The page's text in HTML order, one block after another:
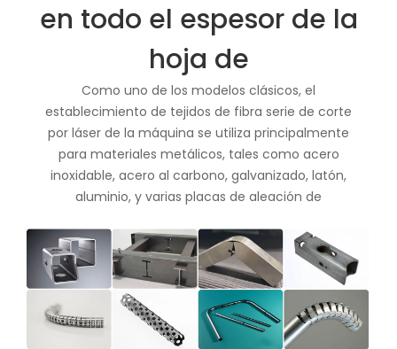
en todo el espesor de la
hoja de
Como uno de los modelos clásicos, el
establecimiento de tejidos de fibra serie de corte
por láser de la máquina se utiliza principalmente
para materiales metálicos, tales como acero
inoxidable, acero al carbono, galvanizado, latón,
aluminio, y varias placas de aleación de